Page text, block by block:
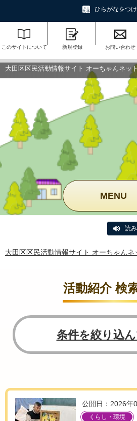
ひらがなをつ
このサイトについて 新規登録 お問い合わせ
大田区区民活動情報サイト オーちゃんネット
MENU
読
大田区区民活動情報サイト オーちゃんネ
活動紹介 検
条件を絞り込
公開日：2026年
くらし・環境